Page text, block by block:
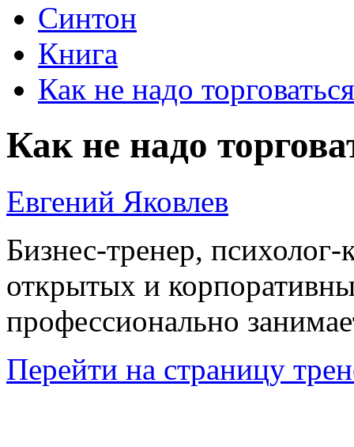
Синтон
Книга
Как не надо
Как не надо
Евгений Яковлев
Бизнес-тренер,
открытых и
профессионально
Перейти на страницу